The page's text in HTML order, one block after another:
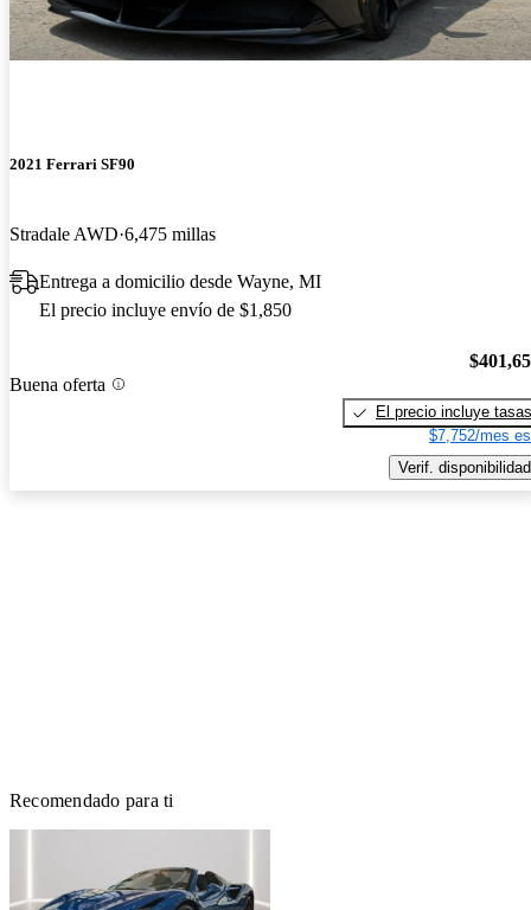
2021 Ferrari SF90
Stradale AWD 6,475 millas
Entrega a domicilio desde Wayne, MI
El precio incluye envío de $1,850
Buena oferta
El precio incluye tasas
$7,752/mes
Verif. disponibilidad
Recomendado para ti